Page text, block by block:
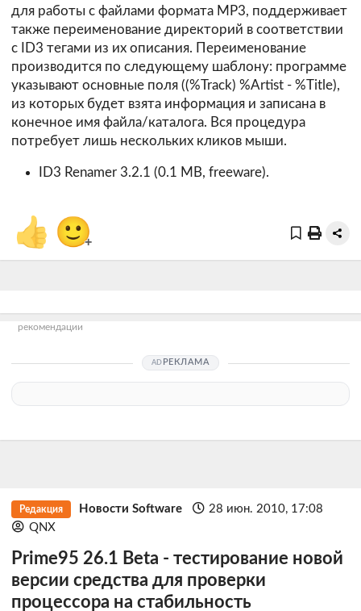
для работы с файлами формата MP3, поддерживает
также переименование директорий в соответствии
с ID3 тегами из их описания. Переименование
производится по следующему шаблону: программе
указывают основные поля ((%Track) %Artist - %Title),
из которых будет взята информация и записана в
конечное имя файла/каталога. Вся процедура
потребует лишь нескольких кликов мыши.
ID3 Renamer 3.2.1 (0.1 MB, freeware).
👍 🙂+
рекомендации
РЕКЛАМА
Редакция Новости Software
28 июн. 2010, 17:08
QNX
Prime95 26.1 Beta - тестирование новой
версии средства для проверки
процессора на стабильность